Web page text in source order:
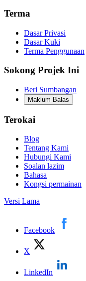
Terma
Dasar Privasi
Dasar Kuki
Terma Penggunaan
Sokong Projek Ini
Beri Sumbangan
Maklum Balas
Terokai
Blog
Tentang Kami
Hubungi Kami
Soalan lazim
Bahasa
Kongsi permainan
Versi Lama
Facebook
X
LinkedIn